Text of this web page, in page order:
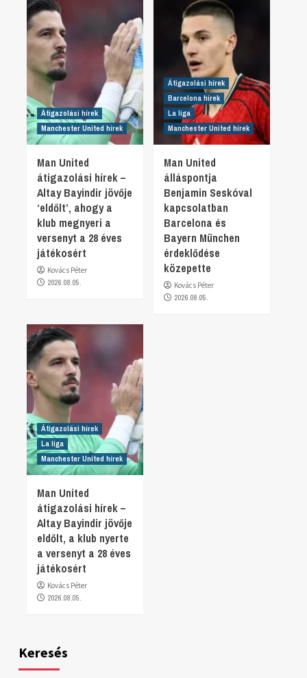
Átigazolási hírek
Manchester United hírek
Man United
átigazolási hírek –
Altay Bayindir jövője
‘eldőlt’, ahogy a
klub megnyeri a
versenyt a 28 éves
játékosért
Kovács Péter
2026.08.05.
Átigazolási hírek
Barcelona hírek
La liga
Manchester United hírek
Man United
álláspontja
Benjamin Seskóval
kapcsolatban
Barcelona és
Bayern München
érdeklődése
közepette
Kovács Péter
2026.08.05.
Átigazolási hírek
La liga
Manchester United hírek
Man United
átigazolási hírek –
Altay Bayindir jövője
eldőlt, a klub nyerte
a versenyt a 28 éves
játékosért
Kovács Péter
2026.08.05.
Keresés